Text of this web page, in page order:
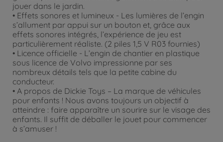
jouer dans le jardin.
• Effets sonores et lumineux - Les lumières de l’engin
s’allument par appui sur un bouton et, grâce aux
effets sonores intégrés, l’expérience de jeu est
particulièrement réaliste. (2 piles 1,5 V R03 fournies)
• Licence officielle - L’engin de chantier en plastique
sous licence de Volvo impressionne par ses
nombreux détails tels que la petite cabine du
conducteur.
• A propos de Dickie Toys – La marque de véhicules
pour enfants ! Nous avons toujours un objectif à
atteindre : faire apparaître un sourire sur le visage des
enfants. Il suffit de déballer le jouet pour commencer
à s’amuser !